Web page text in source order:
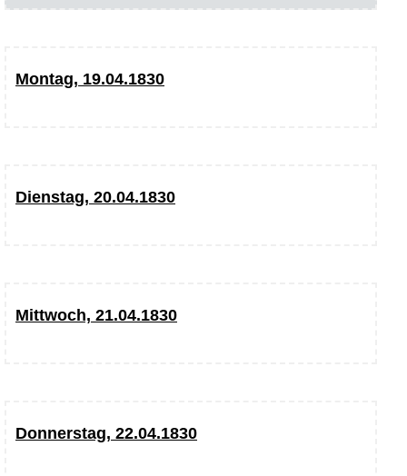
Montag, 19.04.1830
Dienstag, 20.04.1830
Mittwoch, 21.04.1830
Donnerstag, 22.04.1830